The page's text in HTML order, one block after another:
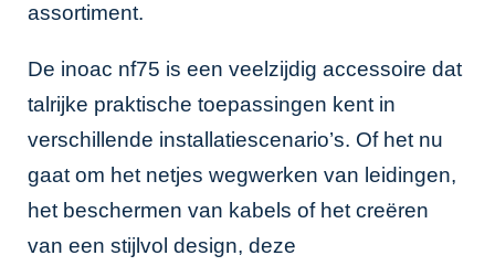
assortiment.
De inoac nf75 is een veelzijdig accessoire dat
talrijke praktische toepassingen kent in
verschillende installatiescenario’s. Of het nu
gaat om het netjes wegwerken van leidingen,
het beschermen van kabels of het creëren
van een stijlvol design, deze